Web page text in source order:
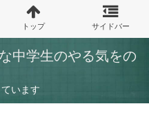
中学生のやる気をの
います